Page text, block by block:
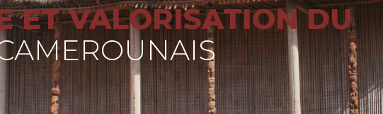
ET VALORISATION DU